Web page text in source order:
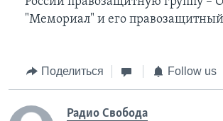
"Мемориал" и его
Поделиться Follow us
Радио Свобода